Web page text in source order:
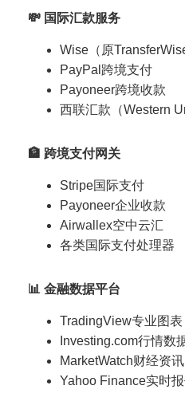
💸 国际汇款服务
Wise（原
PayPal跨境支付
Payoneer跨境收款
西联汇款（Western
🏦 跨境支付网关
Stripe国际支付
Payoneer企业收款
Airwallex空中云汇
各类国际支付处理器
📊 金融数据平台
TradingView专业图表
Investing.com行情数
MarketWatch财经资讯
Yahoo Finance实时